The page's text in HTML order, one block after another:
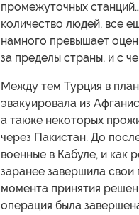
промежуточных
количество людей, все
намного превышает
за пределы страны, и с
Между тем Турция в
эвакуировала из
а также некоторых
через Пакистан. До
военные в Кабуле, и как
заранее завершила
момента принятия
операция была